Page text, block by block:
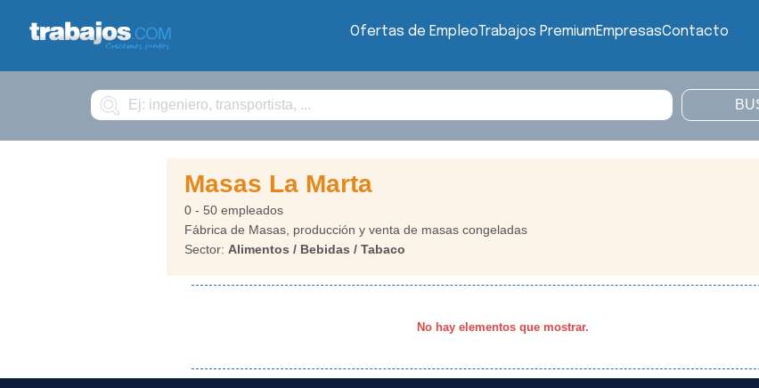
Ofertas de EmpleoTrabajos PremiumEmpresasContacto
Buscar
Masas La Marta
0 - 50 empleados
Fábrica de Masas, producción y venta de masas congeladas
Sector: Alimentos / Bebidas / Tabaco
No hay elementos que mostrar.